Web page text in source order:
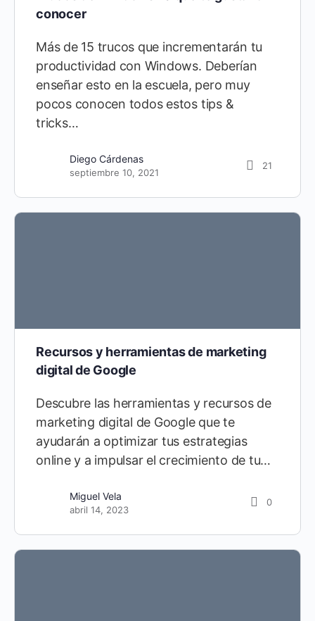
conocer
Más de 15 trucos que incrementarán tu
productividad con Windows. Deberían
enseñar esto en la escuela, pero muy
pocos conocen todos estos tips &
tricks…
Diego Cárdenas
septiembre 10, 2021
21
Recursos y herramientas de marketing
digital de Google
Descubre las herramientas y recursos de
marketing digital de Google que te
ayudarán a optimizar tus estrategias
online y a impulsar el crecimiento de tu…
Miguel Vela
abril 14, 2023
0